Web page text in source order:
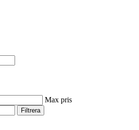
Max pris
Filtrera